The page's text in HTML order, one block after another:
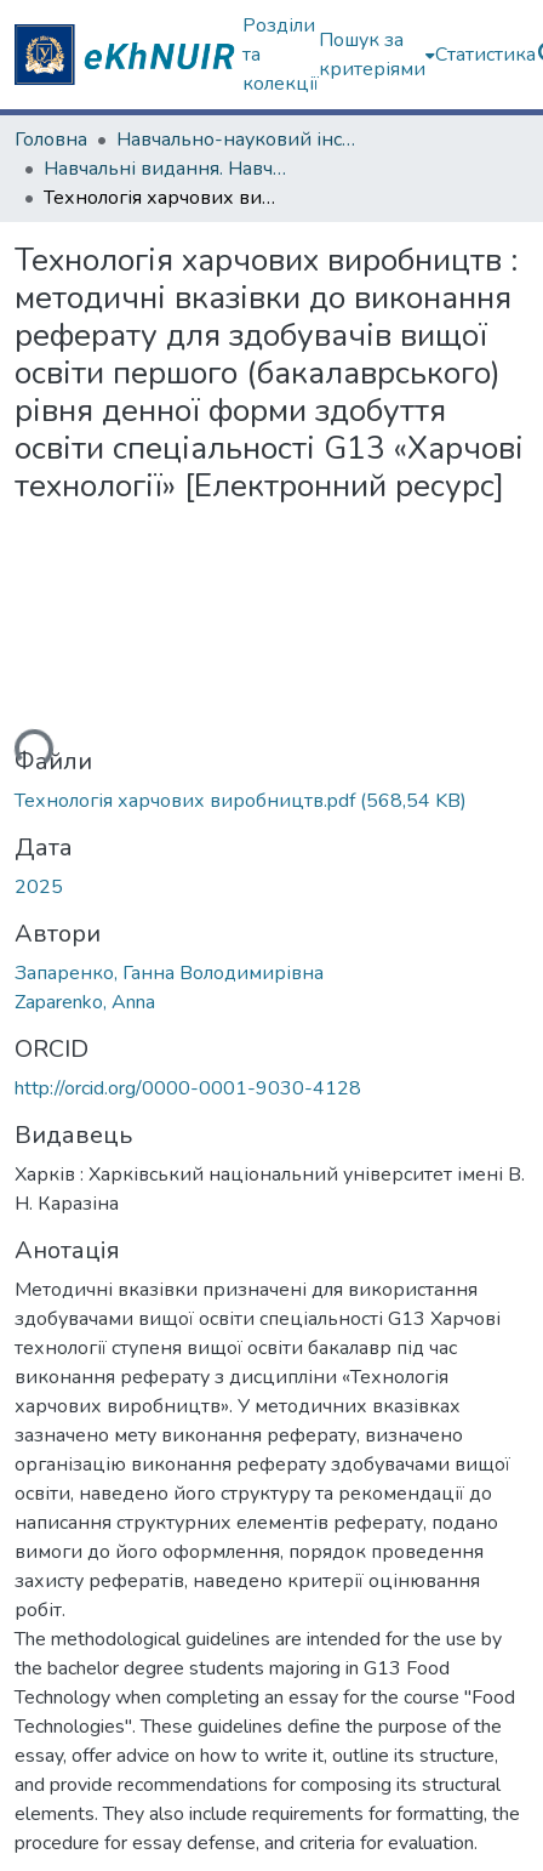
Розділи
та
колекції
Пошук за
критеріями
Статистика
Головна
Навчально-науковий інститут «Українська інженерно-педагогічна академія»
Навчальні видання. Навчально-науковий інститут «Українська інженерно-педагогічна академія»
Технологія харчових виробництв : методичні вказівки до виконання реферату для здобувачів вищої освіти першого (бакалаврського) рівня денної форми здобуття освіти спеціальності G13 «Харчові технології» [Електронний ресурс]
Технологія харчових виробництв :
методичні вказівки до виконання
реферату для здобувачів вищої
освіти першого (бакалаврського)
рівня денної форми здобуття
освіти спеціальності G13 «Харчові
технології» [Електронний ресурс]
Файли
Технологія харчових виробництв.pdf(568,54 KB)
Дата
2025
Автори
Запаренко, Ганна Володимирівна
Zaparenko, Anna
ORCID
http://orcid.org/0000-0001-9030-4128
Видавець
Харків : Харківський національний університет імені В.
Н. Каразіна
Анотація
Методичні вказівки призначені для використання
здобувачами вищої освіти спеціальності G13 Харчові
технології ступеня вищої освіти бакалавр під час
виконання реферату з дисципліни «Технологія
харчових виробництв». У методичних вказівках
зазначено мету виконання реферату, визначено
організацію виконання реферату здобувачами вищої
освіти, наведено його структуру та рекомендації до
написання структурних елементів реферату, подано
вимоги до його оформлення, порядок проведення
захисту рефератів, наведено критерії оцінювання
робіт.
The methodological guidelines are intended for the use by
the bachelor degree students majoring in G13 Food
Technology when completing an essay for the course "Food
Technologies". These guidelines define the purpose of the
essay, offer advice on how to write it, outline its structure,
and provide recommendations for composing its structural
elements. They also include requirements for formatting, the
procedure for essay defense, and criteria for evaluation.